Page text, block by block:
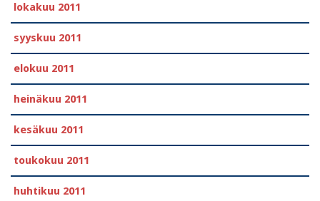
lokakuu 2011
syyskuu 2011
elokuu 2011
heinäkuu 2011
kesäkuu 2011
toukokuu 2011
huhtikuu 2011